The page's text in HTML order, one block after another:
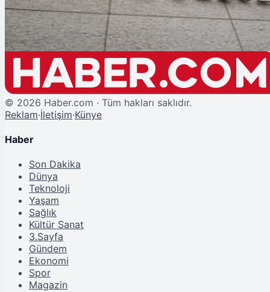
AK Parti'de 4 İlde İl Başkanı Yenilendi
© 2026 Haber.com · Tüm hakları saklıdır.
Reklam·İletişim·Künye
Haber
Son Dakika
Dünya
Teknoloji
Yaşam
Sağlık
Kültür Sanat
3.Sayfa
Gündem
Ekonomi
Spor
Magazin